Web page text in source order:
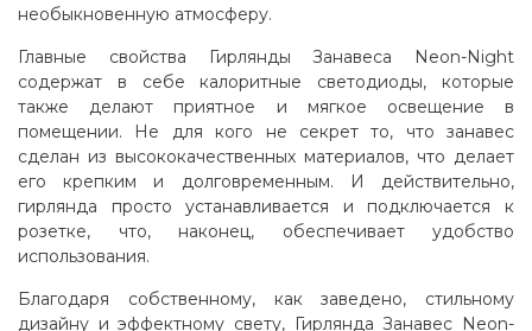
необыкновенную атмосферу.
Главные свойства Гирлянды Занавеса Neon-Night
содержат в себе калоритные светодиоды, которые
также делают приятное и мягкое освещение в
помещении. Не для кого не секрет то, что занавес
сделан из высококачественных материалов, что делает
его крепким и долговременным. И действительно,
гирлянда просто устанавливается и подключается к
розетке, что, наконец, обеспечивает удобство
использования.
Благодаря собственному, как заведено, стильному
дизайну и эффектному свету, Гирлянда Занавес Neon-